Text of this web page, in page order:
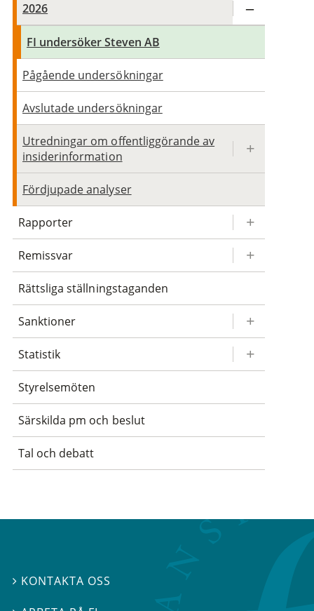
2026
FI undersöker Steven AB
Pågående undersökningar
Avslutade undersökningar
Utredningar om offentliggörande av
insiderinformation
Fördjupade analyser
Rapporter
Remissvar
Rättsliga ställningstaganden
Sanktioner
Statistik
Styrelsemöten
Särskilda pm och beslut
Tal och debatt
 KONTAKTA OSS